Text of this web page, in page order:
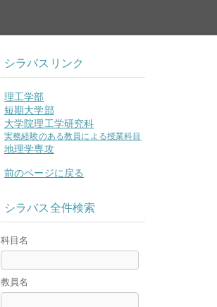
シラバスリンク
理工学部
短期大学部
大学院理工学研究科
実務経験のある教員による授業科目
地理学専攻
前のページに戻る
シラバス全件検索
科目名
教員名